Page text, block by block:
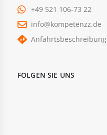
+49 521 106-73 22
info@kompetenzz.de
Anfahrtsbeschreibung
FOLGEN SIE UNS